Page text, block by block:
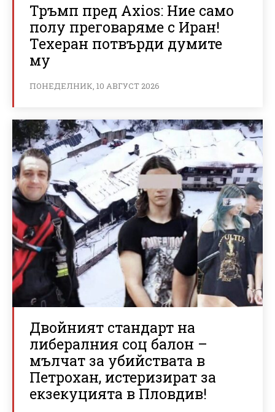
Тръмп пред Axios: Ние само
полу преговаряме с Иран!
Техеран потвърди думите
му
ПОНЕДЕЛНИК, 10 АВГУСТ 2026
Двойният стандарт на
либералния соц балон –
мълчат за убийствата в
Петрохан, истеризират за
екзекуцията в Пловдив!